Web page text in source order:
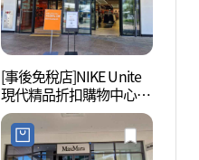
[事後免稅店]NIKE Unite
現代精品折扣購物中心金
浦店(나이키유나이트 현
대프리미엄아울렛 김포
점)